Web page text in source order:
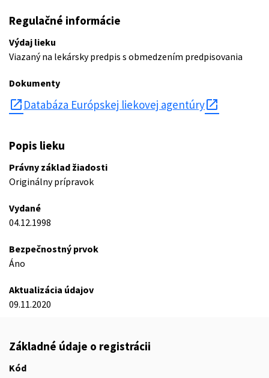
Regulačné informácie
Výdaj lieku
Viazaný na lekársky predpis s obmedzením predpisovania
Dokumenty
open_in_new Databáza Európskej liekovej agentúry
Popis lieku
Právny základ žiadosti
Originálny prípravok
Vydané
04.12.1998
Bezpečnostný prvok
Áno
Aktualizácia údajov
09.11.2020
Základné údaje o registrácii
Kód